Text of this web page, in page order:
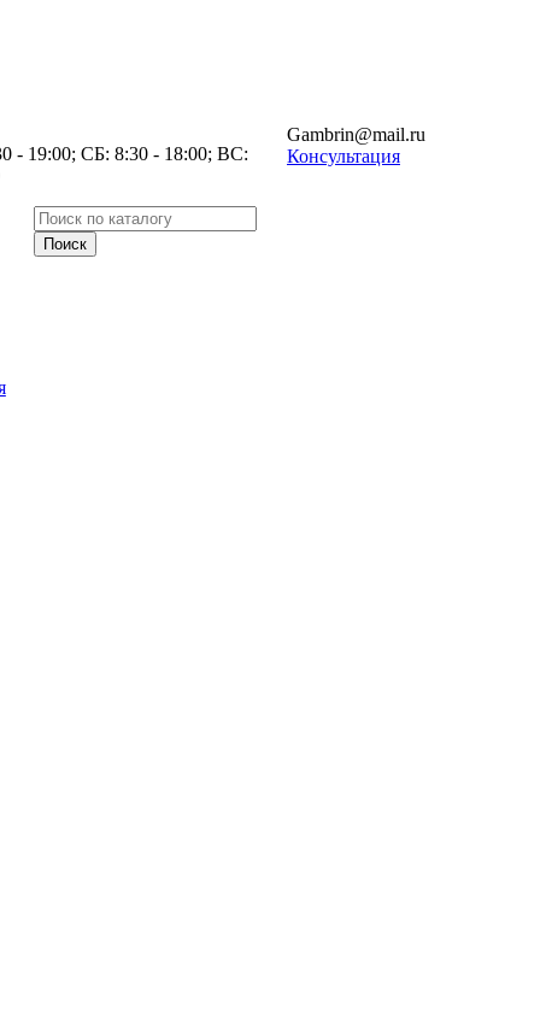
- 19:00; СБ: 8:30 - 18:00; ВС:
Gambrin@mail.ru
Консультация